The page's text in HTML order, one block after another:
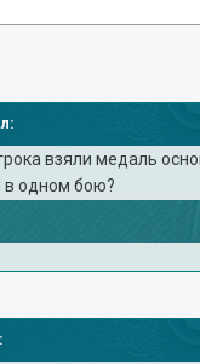
взяли медаль
в одном бою?